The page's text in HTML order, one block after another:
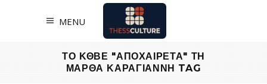
MENU
ΤΟ ΚΘΒΕ "ΑΠΟΧΑΙΡΕΤΑ" ΤΗ
ΜΑΡΘΑ ΚΑΡΑΓΙΑΝΝΗ TAG